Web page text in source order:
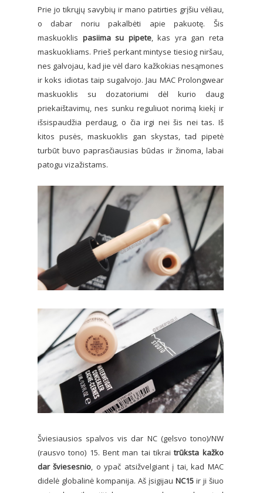
Prie jo tikrųjų savybių ir mano patirties grįšiu vėliau,
o dabar noriu pakalbėti apie pakuotę. Šis
maskuoklis pasiima su pipete, kas yra gan reta
maskuokliams. Prieš perkant mintyse tiesiog niršau,
nes galvojau, kad jie vėl daro kažkokias nesąmones
ir koks idiotas taip sugalvojo. Jau MAC Prolongwear
maskuoklis su dozatoriumi dėl kurio daug
priekaištavimų, nes sunku reguliuot norimą kiekį ir
išsispaudžia perdaug, o čia irgi nei šis nei tas. Iš
kitos pusės, maskuoklis gan skystas, tad pipetė
turbūt buvo paprasčiausias būdas ir žinoma, labai
patogu vizažistams.
Šviesiausios spalvos vis dar NC (gelsvo tono)/NW
(rausvo tono) 15. Bent man tai tikraitrūksta kažko
dar šviesesnio, o ypač atsižvelgiant į tai, kad MAC
didelė globalinė kompanija. Aš įsigijau NC15 ir ji šiuo